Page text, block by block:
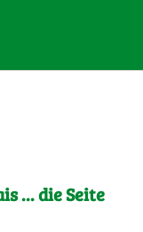
... die Seite